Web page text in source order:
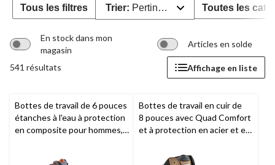
Tous les filtres Trier: Pertinence Toutes les
En stock dans mon
magasin
Articles en solde
541 résultats Affichage en liste
Bottes de travail de 6 pouces
étanches à l'eau à protection
en composite pour hommes,
Bottes de travail en cuir de
8 pouces avec Quad Comfort
et à protection en acier et en
Dakota Workpro Series